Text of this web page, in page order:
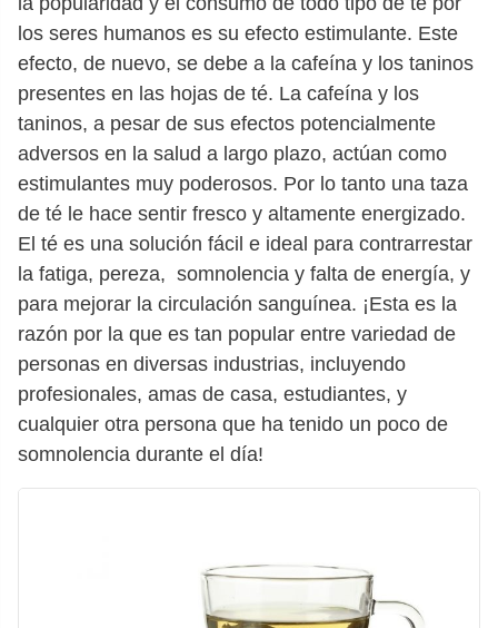
los seres humanos es su efecto estimulante. Este
efecto, de nuevo, se debe a la cafeína y los taninos
presentes en las hojas de té. La cafeína y los
taninos, a pesar de sus efectos potencialmente
adversos en la salud a largo plazo, actúan como
estimulantes muy poderosos. Por lo tanto una taza
de té le hace sentir fresco y altamente energizado.
El té es una solución fácil e ideal para contrarrestar
la fatiga, pereza, somnolencia y falta de energía, y
para mejorar la circulación sanguínea. ¡Esta es la
razón por la que es tan popular entre variedad de
personas en diversas industrias, incluyendo
profesionales, amas de casa, estudiantes, y
cualquier otra persona que ha tenido un poco de
somnolencia durante el día!